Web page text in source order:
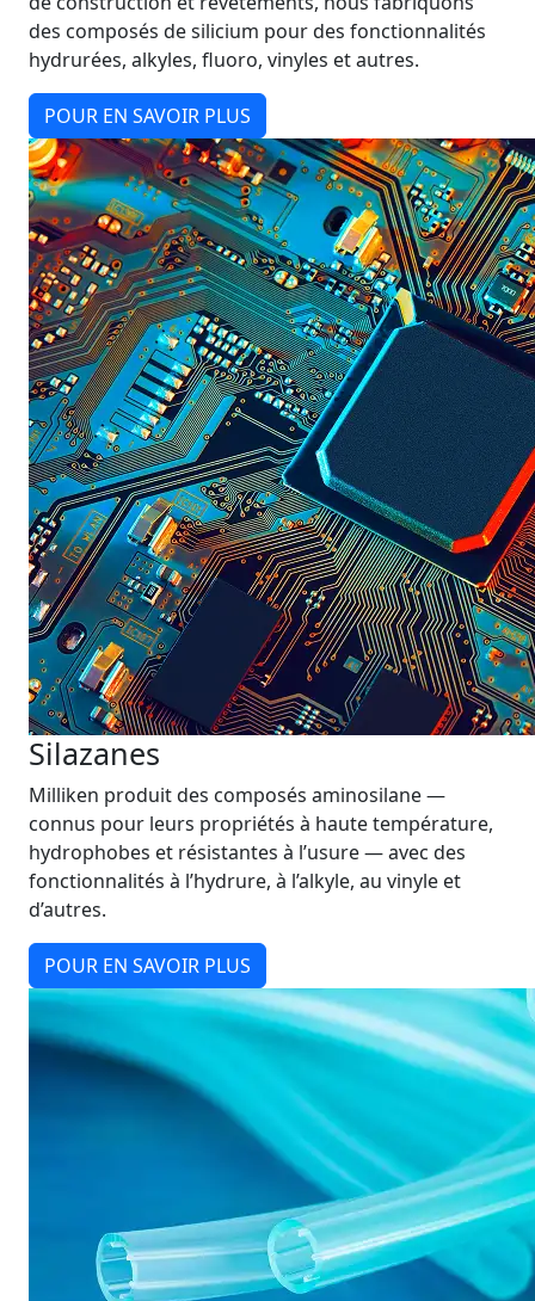
des composés de silicium pour des fonctionnalités
hydrurées, alkyles, fluoro, vinyles et autres.
POUR EN SAVOIR PLUS
Silazanes
Milliken produit des composés aminosilane —
connus pour leurs propriétés à haute température,
hydrophobes et résistantes à l’usure — avec des
fonctionnalités à l’hydrure, à l’alkyle, au vinyle et
d’autres.
POUR EN SAVOIR PLUS